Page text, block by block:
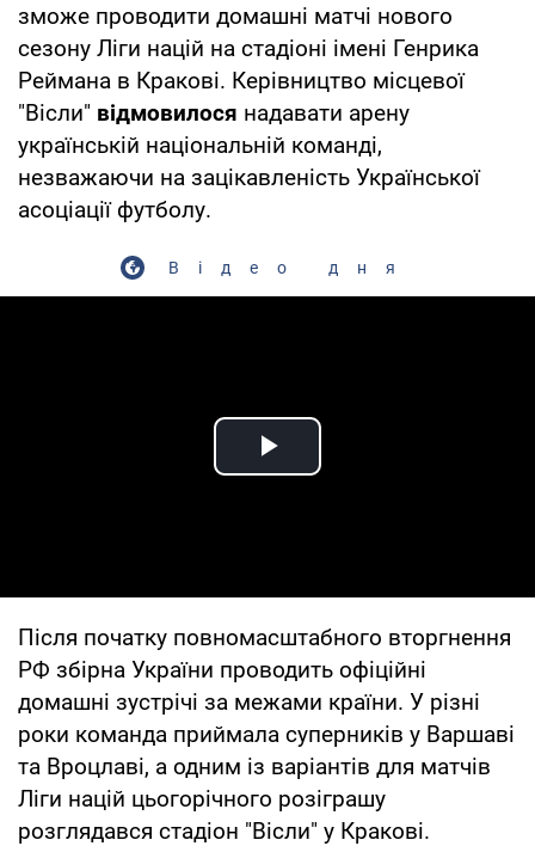
зможе проводити домашні матчі нового
сезону Ліги націй на стадіоні імені Генрика
Реймана в Кракові. Керівництво місцевої
"Вісли" відмовилося надавати арену
українській національній команді,
незважаючи на зацікавленість Української
асоціації футболу.
Відео дня
Play Video
Після початку повномасштабного вторгнення
РФ збірна України проводить офіційні
домашні зустрічі за межами країни. У різні
роки команда приймала суперників у Варшаві
та Вроцлаві, а одним із варіантів для матчів
Ліги націй цьогорічного розіграшу
розглядався стадіон "Вісли" у Кракові.